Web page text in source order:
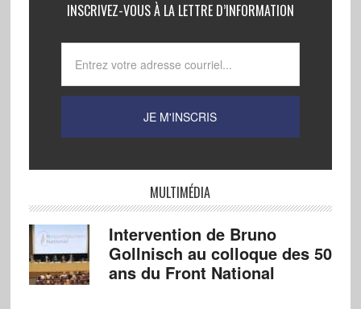
INSCRIVEZ-VOUS À LA LETTRE D’INFORMATION
MULTIMÉDIA
Intervention de Bruno
Gollnisch au colloque des 50
ans du Front National